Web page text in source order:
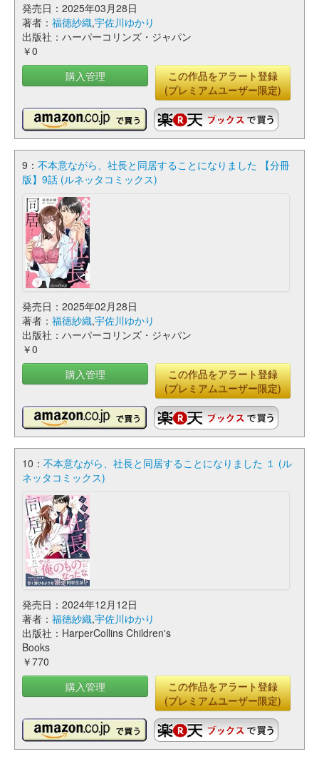
発売日：2025年03月28日
著者： 福徳紗織,宇佐川ゆかり
出版社：ハーパーコリンズ・ジャパン
￥0
購入管理
この作品をアラート登録
(プレミアムユーザー限定)
9： 不本意ながら、社長と同居することになりました 【分冊
版】9話 (ルネッタコミックス)
発売日：2025年02月28日
著者： 福徳紗織,宇佐川ゆかり
出版社：ハーパーコリンズ・ジャパン
￥0
購入管理
この作品をアラート登録
(プレミアムユーザー限定)
10： 不本意ながら、社長と同居することになりました １ (ル
ネッタコミックス)
発売日：2024年12月12日
著者： 福徳紗織,宇佐川ゆかり
出版社：HarperCollins Children's
Books
￥770
購入管理
この作品をアラート登録
(プレミアムユーザー限定)